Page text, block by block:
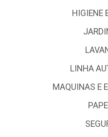
HIGIENE
LINHA
MAQUINAS E